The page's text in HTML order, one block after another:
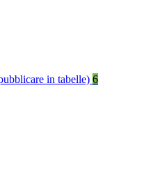
in tabelle) 6